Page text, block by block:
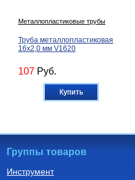
Металлопластиковые трубы
Труба металлопластиковая
16х2,0 мм V1620
107 Руб.
Купить
Группы товаров
Инструмент